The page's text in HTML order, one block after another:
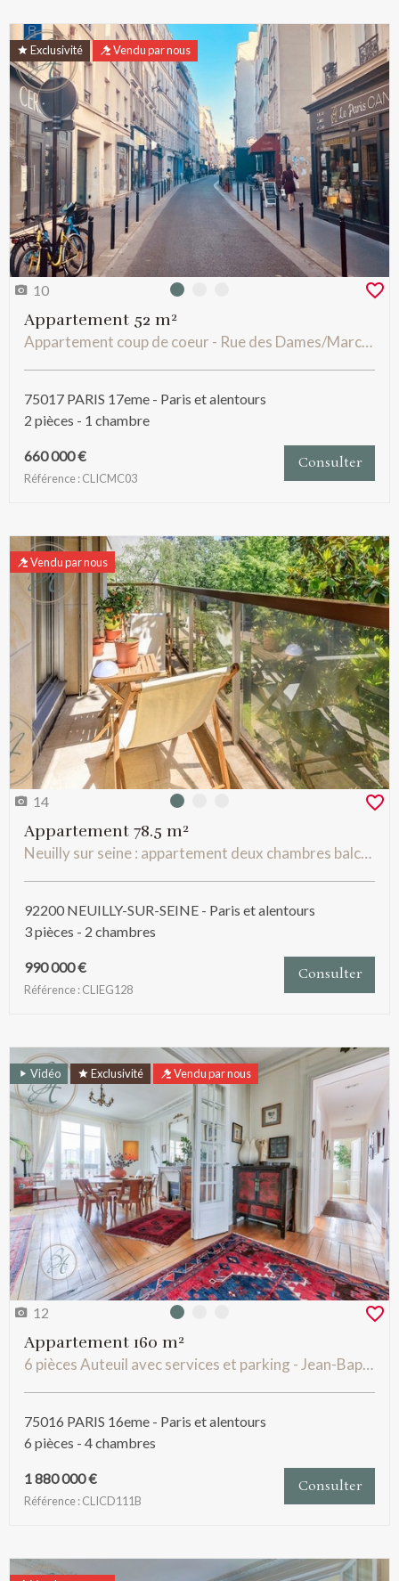
Exclusivité Vendu par nous
10 Photo 0
Appartement 52 m²
Appartement coup de coeur - Rue des Dames/Marché Lévis
75017 PARIS 17eme - Paris et alentours
2 pièces - 1 chambre
660 000 €
Référence : CLICMC03
Consulter
Vendu par nous
14 Photo 0
Appartement 78.5 m²
Neuilly sur seine : appartement deux chambres balcon terrasse parking possible sectorisé pasteur
92200 NEUILLY-SUR-SEINE - Paris et alentours
3 pièces - 2 chambres
990 000 €
Référence : CLIEG128
Consulter
Vidéo Exclusivité Vendu par nous
12 Photo 0
Appartement 160 m²
6 pièces Auteuil avec services et parking - Jean-Baptiste Say
75016 PARIS 16eme - Paris et alentours
6 pièces - 4 chambres
1 880 000 €
Référence : CLICD111B
Consulter